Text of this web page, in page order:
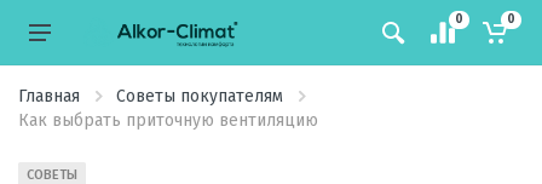
0 0
Главная
Советы покупателям
Как выбрать приточную вентиляцию
СОВЕТЫ